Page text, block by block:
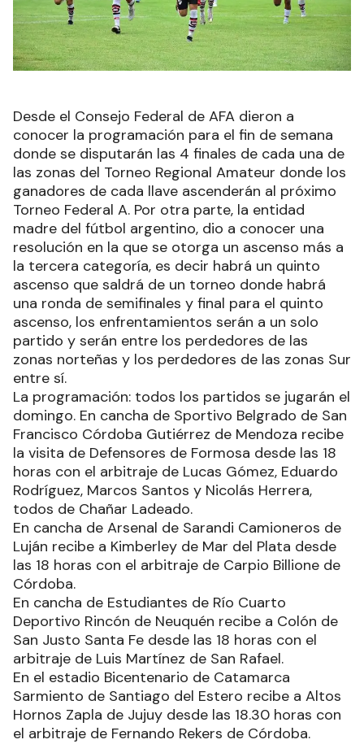
Desde el Consejo Federal de AFA dieron a
conocer la programación para el fin de semana
donde se disputarán las 4 finales de cada una de
las zonas del Torneo Regional Amateur donde los
ganadores de cada llave ascenderán al próximo
Torneo Federal A. Por otra parte, la entidad
madre del fútbol argentino, dio a conocer una
resolución en la que se otorga un ascenso más a
la tercera categoría, es decir habrá un quinto
ascenso que saldrá de un torneo donde habrá
una ronda de semifinales y final para el quinto
ascenso, los enfrentamientos serán a un solo
partido y serán entre los perdedores de las
zonas norteñas y los perdedores de las zonas Sur
entre sí.
La programación: todos los partidos se jugarán el
domingo. En cancha de Sportivo Belgrado de San
Francisco Córdoba Gutiérrez de Mendoza recibe
la visita de Defensores de Formosa desde las 18
horas con el arbitraje de Lucas Gómez, Eduardo
Rodríguez, Marcos Santos y Nicolás Herrera,
todos de Chañar Ladeado.
En cancha de Arsenal de Sarandi Camioneros de
Luján recibe a Kimberley de Mar del Plata desde
las 18 horas con el arbitraje de Carpio Billione de
Córdoba.
En cancha de Estudiantes de Río Cuarto
Deportivo Rincón de Neuquén recibe a Colón de
San Justo Santa Fe desde las 18 horas con el
arbitraje de Luis Martínez de San Rafael.
En el estadio Bicentenario de Catamarca
Sarmiento de Santiago del Estero recibe a Altos
Hornos Zapla de Jujuy desde las 18.30 horas con
el arbitraje de Fernando Rekers de Córdoba.